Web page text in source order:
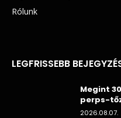
Rólunk
LEGFRISSEBB
Megint
perps-
2026.08.07.